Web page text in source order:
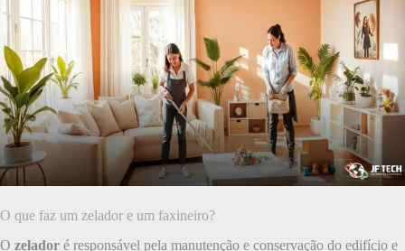
O que faz um zelador e um faxineiro?
O zelador é responsável pela manutenção e conservação do edifício e